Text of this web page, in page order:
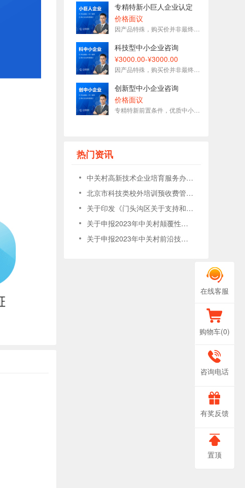
在线客服
购物车(0)
400-
666-
0888
咨询电话
有奖反馈
置顶
专精特新小巨人企业认定
价格面议
科技型中小企业咨询
¥3000.00-¥3000.00
创新型中小企业咨询
价格面议
热门资讯
中关村高新技术企业培育服务办法（试行）
北京市科技类校外培训预收费管理办法（试行）
关于印发《门头沟区关于支持和服务高新技术企业发展若干措施》的通知
关于申报2023年中关村颠覆性技术创新项目的通知
关于申报2023年中关村前沿技术企业培育项目的通知